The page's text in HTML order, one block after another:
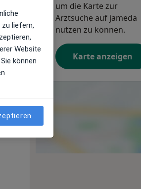
um die Karte zur
Arztsuche auf jameda
nutzen zu können.
Karte anzeigen
liefern,
Website
können